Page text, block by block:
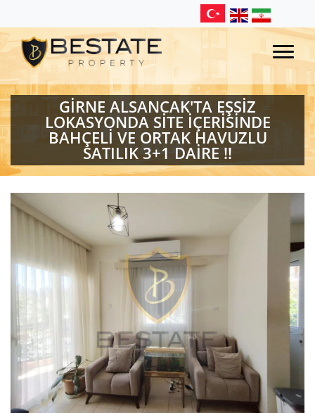
GİRNE ALSANCAK'TA EŞSİZ
LOKASYONDA SİTE İÇERİSİNDE
BAHÇELİ VE ORTAK HAVUZLU
SATILIK 3+1 DAİRE !!